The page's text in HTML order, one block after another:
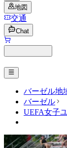
地図
交通
Chat
バーゼル地
バーゼル
UEFA女子